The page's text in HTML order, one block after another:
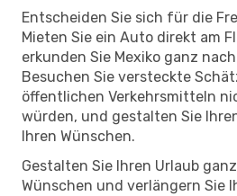
Entscheiden Sie sich für die
Mieten Sie ein Auto direkt am
erkunden Sie Mexiko ganz
Besuchen Sie versteckte
öffentlichen Verkehrsmitteln
würden, und gestalten Sie
Ihren Wünschen.
Gestalten Sie Ihren Urlaub
Wünschen und verlängern Sie